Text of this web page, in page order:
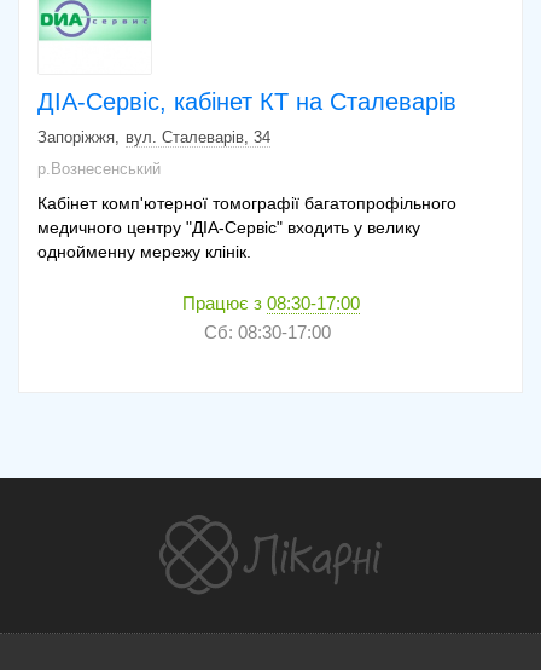
ДІА-Сервіс, кабінет КТ на Сталеварів
Запоріжжя
вул. Сталеварів, 34
р.Вознесенський
Кабінет комп'ютерної томографії багатопрофільного
медичного центру "ДІА-Сервіс" входить у велику
однойменну мережу клінік.
Працює з 08:30-17:00
Сб: 08:30-17:00